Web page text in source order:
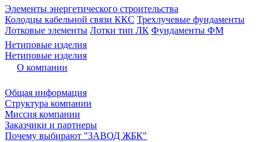
Элементы энергетического строительства
Колодцы кабельной связи ККС Трехлучевые фундаменты
Лотковые элементы Лотки тип ЛК Фундаменты ФМ
Нетиповые изделия
Нетиповые изделия
О компании
Общая информация
Структура компании
Миссия компании
Заказчики и партнеры
Почему выбирают "ЗАВОД ЖБК"